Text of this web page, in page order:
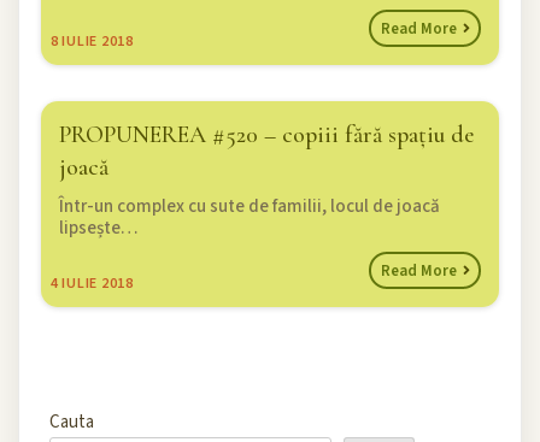
8 IULIE 2018
Read More
PROPUNEREA #520 – copiii fără spațiu de
joacă
4 IULIE 2018
Într-un complex cu sute de familii, locul de joacă
lipsește…
Read More
Cauta